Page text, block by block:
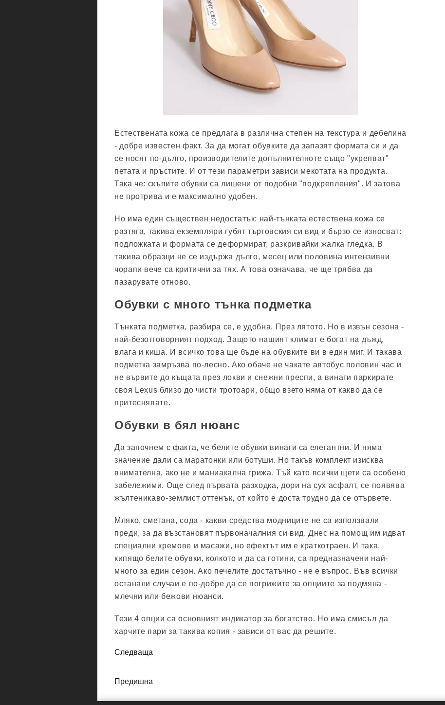
Естествената кожа се предлага в различна степен на текстура и дебелина
- добре известен факт. За да могат обувките да запазят формата си и да
се носят по-дълго, производителите допълнителноте също "укрепват"
петата и пръстите. И от тези параметри зависи мекотата на продукта.
Така че: скъпите обувки са лишени от подобни "подкрепления". И затова
не протрива и е максимално удобен.
Но има един съществен недостатък: най-тънката естествена кожа се
разтяга, такива екземпляри губят търговския си вид и бързо се износват:
подложката и формата се деформират, разкривайки жалка гледка. В
такива образци не се издържа дълго, месец или половина интензивни
чорапи вече са критични за тях. А това означава, че ще трябва да
пазарувате отново.
Обувки с много тънка подметка
Тънката подметка, разбира се, е удобна. През лятото. Но в извън сезона -
най-безотговорният подход. Защото нашият климат е богат на дъжд,
влага и киша. И всичко това ще бъде на обувките ви в един миг. И такава
подметка замръзва по-лесно. Ако обаче не чакате автобус половин час и
не вървите до къщата през локви и снежни преспи, а винаги паркирате
своя Lexus близо до чисти тротоари, общо взето няма от какво да се
притеснявате.
Обувки в бял нюанс
Да започнем с факта, че белите обувки винаги са елегантни. И няма
значение дали са маратонки или ботуши. Но такъв комплект изисква
внимателна, ако не и маниакална грижа. Тъй като всички щети са особено
забележими. Още след първата разходка, дори на сух асфалт, се появява
жълтеникаво-землист оттенък, от който е доста трудно да се отървете.
Мляко, сметана, сода - какви средства модниците не са използвали
преди, за да възстановят първоначалния си вид. Днес на помощ им идват
специални кремове и масажи, но ефектът им е краткотраен. И така,
кипящо белите обувки, колкото и да са готини, са предназначени най-
много за един сезон. Ако печелите достатъчно - не е въпрос. Във всички
останали случаи е по-добре да се погрижите за опциите за подмяна -
млечни или бежови нюанси.
Тези 4 опции са основният индикатор за богатство. Но има смисъл да
харчите пари за такива копия - зависи от вас да решите.
Следваща
Предишна